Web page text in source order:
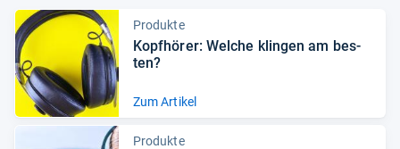
Produkte
Kopf­hö­rer: Wel­che klin­gen am bes­
ten?
Zum Artikel
Produkte